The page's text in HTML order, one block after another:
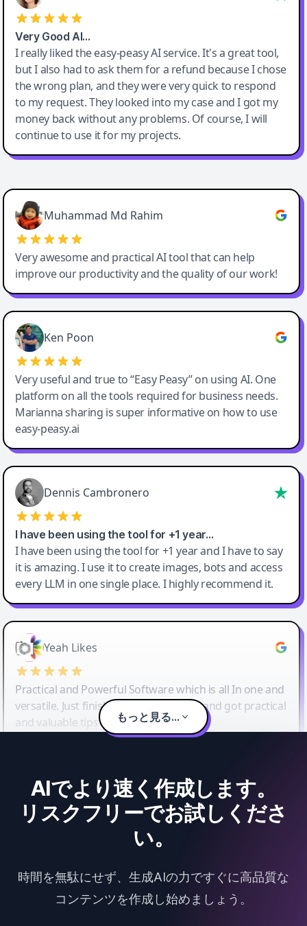
Very Good AI…
I really liked the easy-peasy AI service. It's a great tool,
but I also had to ask them for a refund because I chose
the wrong plan, and they were very quick to respond
to my request. They looked into my case and I got my
money back without any problems. Of course, I will
continue to use it for my projects.
Easy-Peasy AI
Muhammad Md Rahim
Very awesome and practical AI tool that can help
improve our productivity and the quality of our work!
Ken Poon
Very useful and true to “Easy Peasy” on using AI. One
platform on all the tools required for business needs.
Marianna sharing is super informative on how to use
easy-peasy.ai
Dennis Cambronero
I have been using the tool for +1 year…
I have been using the tool for +1 year and I have to say
it is amazing. I use it to create images, bots and access
every LLM in one single place. I highly recommend it.
Yeah Likes
Practical and Powerful Software which is all In one and
versatile. Just finished their workshop and got practical
and valuable tips and tricks.
もっと見る...
AIでより速く作成します。
リスクフリーでお試しくださ
い。
時間を無駄にせず、生成AIの力ですぐに高品質な
コンテンツを作成し始めましょう。